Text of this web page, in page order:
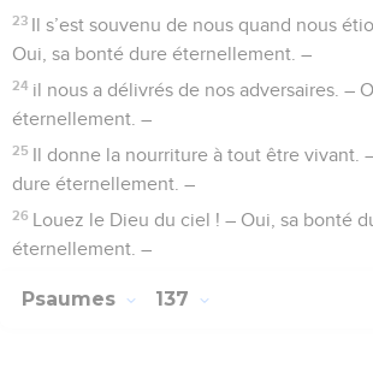
23 Il s’est souvenu de nous quand nous
Oui, sa bonté dure éternellement. –
24 il nous a délivrés de nos adversaires. –
éternellement. –
25 Il donne la nourriture à tout être vivant.
dure éternellement. –
26 Louez le Dieu du ciel ! – Oui, sa bonté
éternellement. –
Psaumes 137